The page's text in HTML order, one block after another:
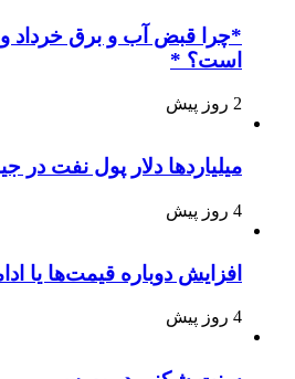
است؟ *
2 روز پیش
میلیاردها دلار پول نفت در
4 روز پیش
افزایش دوباره قیمت‌ها یا
4 روز پیش